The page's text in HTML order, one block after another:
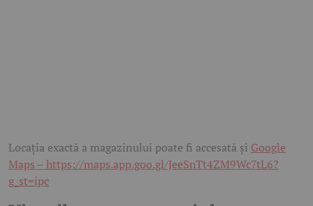
Locația exactă a magazinului poate fi accesată și Google
Maps –https://maps.app.goo.gl/JeeSnTt4ZM9Wc7tL6?
g_st=ipc